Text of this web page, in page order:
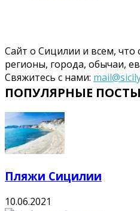
Сайт о Сицилии и всем, что
регионы, города, обычаи,
Свяжитесь с нами:
ПОПУЛЯРНЫЕ ПОСТЫ
Пляжи Сицилии
10.06.2021